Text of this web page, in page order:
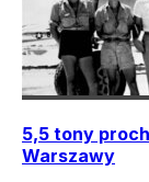
5,5 tony
Warszawy